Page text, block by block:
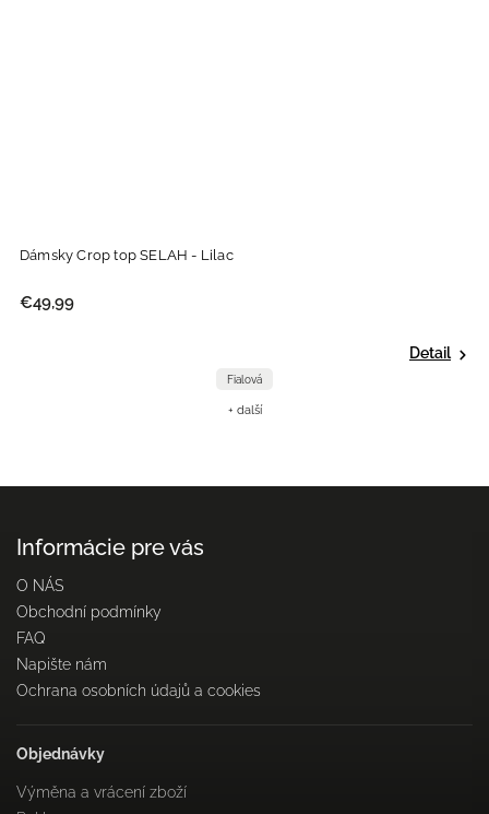
Dámsky Crop top SELAH - Lilac
€49,99
Detail
Fialová
+ další
Informácie pre vás
O NÁS
Obchodní podmínky
FAQ
Napište nám
Ochrana osobních údajů a cookies
Objednávky
Výměna a vrácení zboží